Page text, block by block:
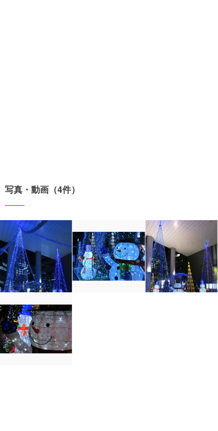
写真・動画（4件）